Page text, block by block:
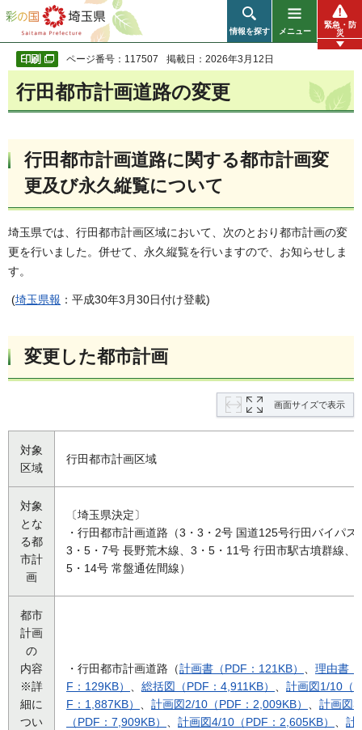
彩の国 埼玉県
情報を探す メニュー
緊急・防
災
ページ番号：117507 掲載日：2026年3月12日
行田都市計画道路の変更
行田都市計画道路に関する都市計画変
更及び永久縦覧について
埼玉県では、行田都市計画区域において、次のとおり都市計画の変
更を行いました。併せて、永久縦覧を行いますので、お知らせしま
す。
(埼玉県報 ：平成30年3月30日付け登載)
変更した都市計画
画面サイズで表示
対象
区域
行田都市計画区域
対象
とな
る都
市計
画
〔埼玉県決定〕
・行田都市計画道路（3・3・2号 国道125号行田バイパス
3・5・7号 長野荒木線、3・5・11号 行田市駅古墳群線、
5・14号 常盤通佐間線）
都市
計画
の
内容
※詳
細に
つい
・行田都市計画道路（計画書（PDF：121KB） 、 理由書
F：129KB） 、 総括図（PDF：4,911KB） 、 計画図1/10（
F：1,887KB） 、 計画図2/10（PDF：2,009KB） 、 計画図
（PDF：7,909KB） 、 計画図4/10（PDF：2,605KB） 、 計